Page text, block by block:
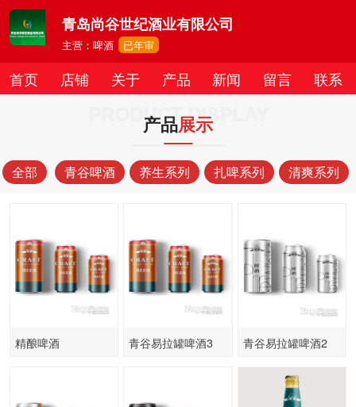
青岛尚谷世纪酒业有限公司
主营：啤酒 已年审
首页 店铺 关于 产品 新闻 留言 联系
PRODUCT DISPLAY
产品展示
全部 青谷啤酒 养生系列 扎啤系列 清爽系列
精酿啤酒 青谷易拉罐啤酒3 青谷易拉罐啤酒2